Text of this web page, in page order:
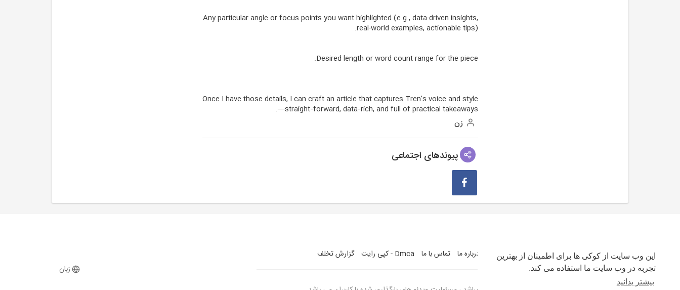
این وب سایت از کوکی ها برای اطمینان از بهترین
تجربه در وب سایت ما استفاده می کند.
بیشتر بدانید
Any particular angle or focus points you want highlighted (e.g., data-driven insights,
real-world examples, actionable tips).
Desired length or word count range for the piece.
Once I have those details, I can craft an article that captures Tren’s voice and style
—straight‑forward, data‑rich, and full of practical takeaways.
زن
پیوندهای اجتماعی
شرایط استفاده سیاست حفظ حریم خصوصی درباره ما تماس با ما Dmca - کپی رایت گزارش تخلف
زبان